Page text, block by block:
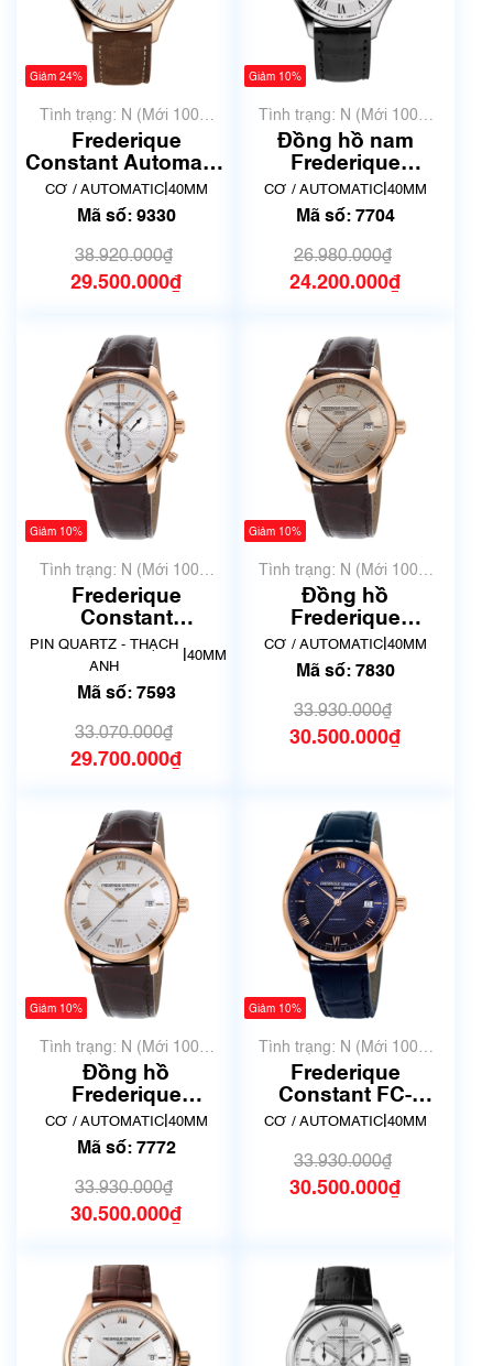
Giảm 24%
Tình trạng: N (Mới 100%
chưa qua sử dụng)
Frederique
Constant Automatic
Classics Index FC-
303NV5B4 | Mã số
CƠ / AUTOMATIC| 40MM
Mã số: 9330
38.920.000₫
29.500.000₫
Giảm 10%
Tình trạng: N (Mới 100%
chưa qua sử dụng)
Đồng hồ nam
Frederique
Constant FC-
303MC5B6 | Mã số
CƠ / AUTOMATIC| 40MM
Mã số: 7704
26.980.000₫
24.200.000₫
Giảm 10%
Tình trạng: N (Mới 100%
chưa qua sử dụng)
Frederique
Constant
Chronograph
Quartz FC-
292MV5B4 | Mã số
PIN QUARTZ - THẠCH
ANH
40MM
Mã số: 7593
33.070.000₫
29.700.000₫
Giảm 10%
Tình trạng: N (Mới 100%
chưa qua sử dụng)
Đồng hồ
Frederique
Constant FC-
303MLG5B4 | Mã số
CƠ / AUTOMATIC| 40MM
Mã số: 7830
33.930.000₫
30.500.000₫
Giảm 10%
Tình trạng: N (Mới 100%
chưa qua sử dụng)
Đồng hồ
Frederique
Constant FC-
303MV5B4 | Mã số
CƠ / AUTOMATIC| 40MM
Mã số: 7772
33.930.000₫
30.500.000₫
Giảm 10%
Tình trạng: N (Mới 100%
chưa qua sử dụng)
Frederique
Constant FC-
303MN5B4 | Size
CƠ / AUTOMATIC| 40MM
33.930.000₫
30.500.000₫